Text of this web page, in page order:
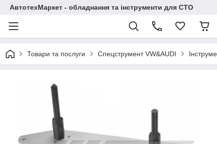
АвтотехМаркет - обладнання та інструменти для СТО
Товари та послуги Спецструмент VW&AUDI